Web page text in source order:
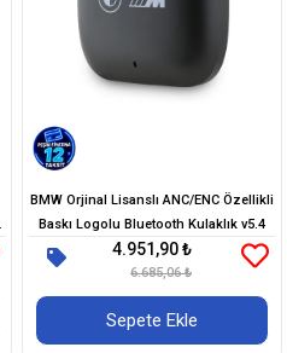
BMW Orjinal Lisanslı ANC/ENC Özellikli
Baskı Logolu Bluetooth Kulaklık v5.4
4.951,90 ₺
6.685,06 ₺
Sepete Ekle